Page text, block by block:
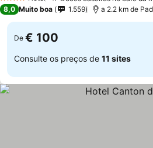
4 Estrelas
8,0 Muito boa 1.559 a 2.2 km de
De € 100
Consulte os preços de 11 sites